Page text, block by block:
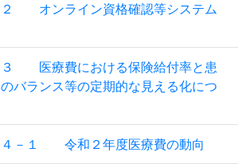
オンライン資格確認等システム
医療費における保険給付率と患
バランス等の定期的な見える化につ
－１ 令和２年度医療費の動向